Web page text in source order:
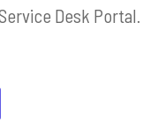
Desk Portal.